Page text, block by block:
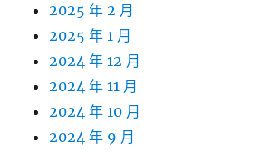
2025 年 2 月
2025 年 1 月
2024 年 12 月
2024 年 11 月
2024 年 10 月
2024 年 9 月